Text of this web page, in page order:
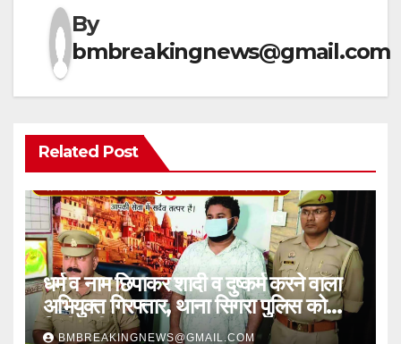
By
bmbreakingnews@gmail.com
Related Post
धर्म व नाम छिपाकर शादी व दुष्कर्म करने वाला
अभियुक्त गिरफ्तार, थाना सिगरा पुलिस को
मिली बड़ी सफलता
BMBREAKINGNEWS@GMAIL.COM